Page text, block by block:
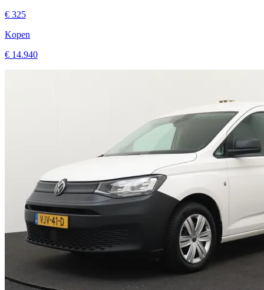
€ 325
Kopen
€ 14.940